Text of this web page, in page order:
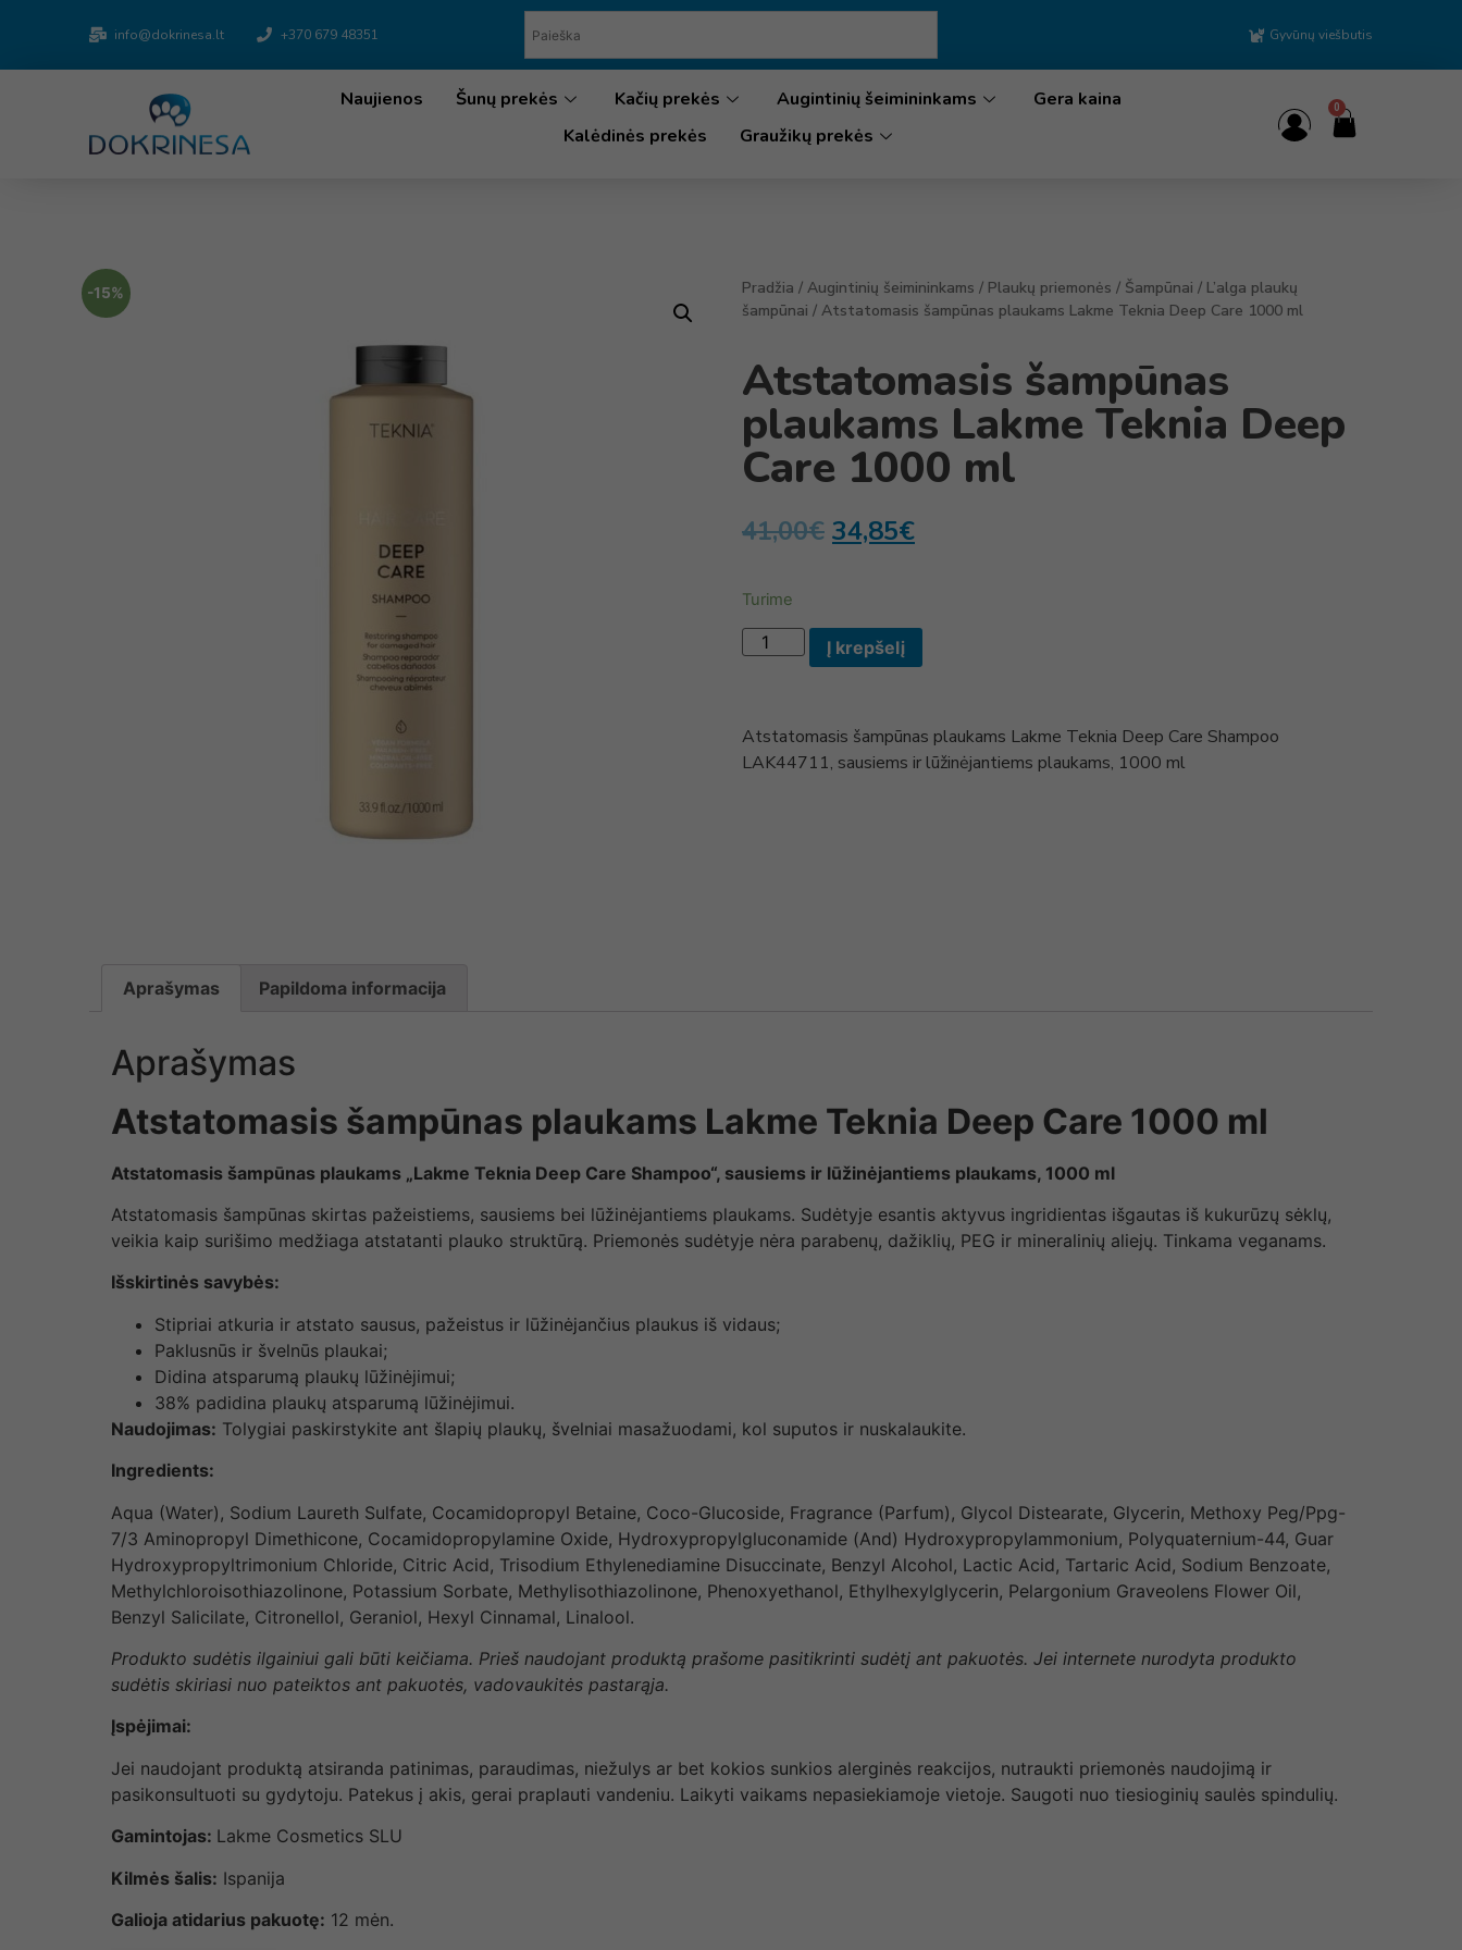
info@dokrinesa.lt +370 679 48351 Gyvūnų viešbutis
Naujienos Šunų prekės Kačių prekės Augintinių šeimininkams
Gera kaina
Kalėdinės prekės
Graužikų prekės
0
-15% Pradžia / Augintinių šeimininkams / Plaukų priemonės / Šampūnai / L’alga plaukų
šampūnai / Atstatomasis šampūnas plaukams Lakme Teknia Deep Care 1000 ml
Atstatomasis šampūnas
plaukams Lakme Teknia Deep
Care 1000 ml
41,00€ 34,85€
Turime
Į krepšelį
Atstatomasis šampūnas plaukams Lakme Teknia Deep Care Shampoo
LAK44711, sausiems ir lūžinėjantiems plaukams, 1000 ml
Aprašymas Papildoma informacija
Aprašymas
Atstatomasis šampūnas plaukams Lakme Teknia Deep Care 1000 ml
Atstatomasis šampūnas plaukams „Lakme Teknia Deep Care Shampoo“, sausiems ir lūžinėjantiems plaukams, 1000 ml
Atstatomasis šampūnas skirtas pažeistiems, sausiems bei lūžinėjantiems plaukams. Sudėtyje esantis aktyvus ingridientas išgautas iš kukurūzų sėklų,
veikia kaip surišimo medžiaga atstatanti plauko struktūrą. Priemonės sudėtyje nėra parabenų, dažiklių, PEG ir mineralinių aliejų. Tinkama veganams.
Išskirtinės savybės:
Stipriai atkuria ir atstato sausus, pažeistus ir lūžinėjančius plaukus iš vidaus;
Paklusnūs ir švelnūs plaukai;
Didina atsparumą plaukų lūžinėjimui;
38% padidina plaukų atsparumą lūžinėjimui.
Naudojimas: Tolygiai paskirstykite ant šlapių plaukų, švelniai masažuodami, kol suputos ir nuskalaukite.
Ingredients:
Aqua (Water), Sodium Laureth Sulfate, Cocamidopropyl Betaine, Coco-Glucoside, Fragrance (Parfum), Glycol Distearate, Glycerin, Methoxy Peg/Ppg-
7/3 Aminopropyl Dimethicone, Cocamidopropylamine Oxide, Hydroxypropylgluconamide (And) Hydroxypropylammonium, Polyquaternium-44, Guar
Hydroxypropyltrimonium Chloride, Citric Acid, Trisodium Ethylenediamine Disuccinate, Benzyl Alcohol, Lactic Acid, Tartaric Acid, Sodium Benzoate,
Methylchloroisothiazolinone, Potassium Sorbate, Methylisothiazolinone, Phenoxyethanol, Ethylhexylglycerin, Pelargonium Graveolens Flower Oil,
Benzyl Salicilate, Citronellol, Geraniol, Hexyl Cinnamal, Linalool.
Produkto sudėtis ilgainiui gali būti keičiama. Prieš naudojant produktą prašome pasitikrinti sudėtį ant pakuotės. Jei internete nurodyta produkto
sudėtis skiriasi nuo pateiktos ant pakuotės, vadovaukitės pastarąja.
Įspėjimai:
Jei naudojant produktą atsiranda patinimas, paraudimas, niežulys ar bet kokios sunkios alerginės reakcijos, nutraukti priemonės naudojimą ir
pasikonsultuoti su gydytoju. Patekus į akis, gerai praplauti vandeniu. Laikyti vaikams nepasiekiamoje vietoje. Saugoti nuo tiesioginių saulės spindulių.
Gamintojas: Lakme Cosmetics SLU
Kilmės šalis: Ispanija
Galioja atidarius pakuotę: 12 mėn.